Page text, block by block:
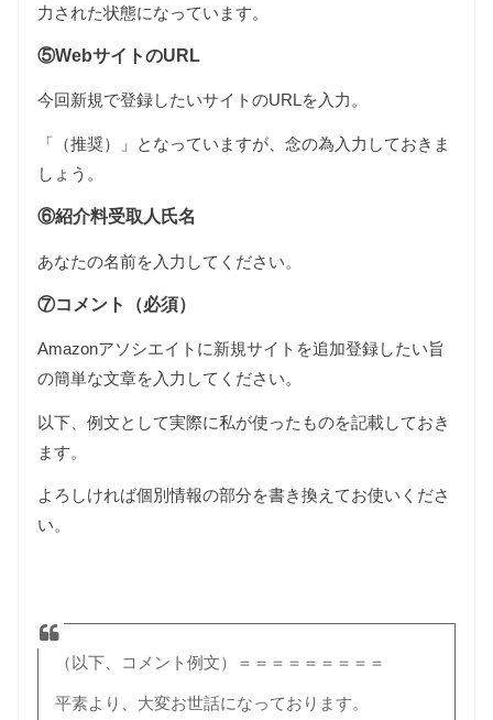
力された状態になっています。
⑤WebサイトのURL
今回新規で登録したいサイトのURLを入力。
「（推奨）」となっていますが、念の為入力しておきま
しょう。
⑥紹介料受取人氏名
あなたの名前を入力してください。
⑦コメント（必須）
Amazonアソシエイトに新規サイトを追加登録したい旨
の簡単な文章を入力してください。
以下、例文として実際に私が使ったものを記載しておき
ます。
よろしければ個別情報の部分を書き換えてお使いくださ
い。
（以下、コメント例文）＝＝＝＝＝＝＝＝＝
平素より、大変お世話になっております。